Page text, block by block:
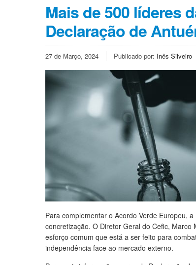
Mais de 500 líderes
Declaração de
27 de Março, 2024 Publicado por: Inês Silveiro
Para complementar o Acordo Verde Europeu,
concretização. O Diretor Geral do Cefic,
esforço comum que está a ser feito para
independência face ao mercado externo.